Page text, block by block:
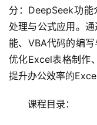
分：DeepSeek功
处理与公式应用。
能、VBA代码的编
优化Excel表格制作
提升办公效率的
课程目录：